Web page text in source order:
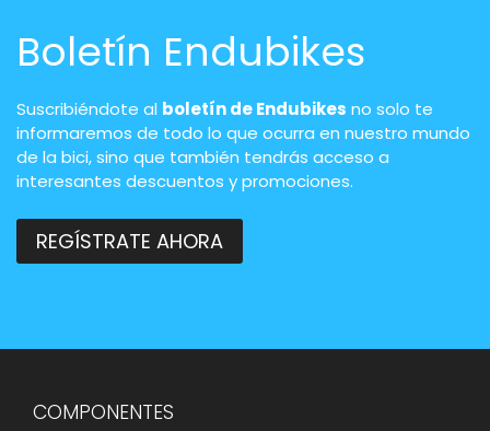
Boletín Endubikes
Suscribiéndote al boletín de Endubikes no solo te
informaremos de todo lo que ocurra en nuestro mundo
de la bici, sino que también tendrás acceso a
interesantes descuentos y promociones.
REGÍSTRATE AHORA
COMPONENTES